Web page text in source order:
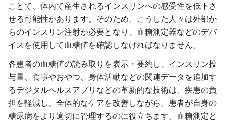
ことで、体内で産生されるインスリンへの感受性を低下さ
せる可能性があります。そのため、こうした人々は外部か
らのインスリン注射が必要となり、血糖測定器などのデバ
イスを使用して血糖値を確認しなければなりません。
各患者の血糖値の読み取りを表示・要約し、インスリン投
与量、食事やおやつ、身体活動などの関連データを追加す
るデジタルヘルスアプリなどの革新的な技術は、疾患の負
担を軽減し、全体的なケアを改善しながら、患者が自身の
糖尿病をより適切に管理するのに役立ちます。血糖測定と